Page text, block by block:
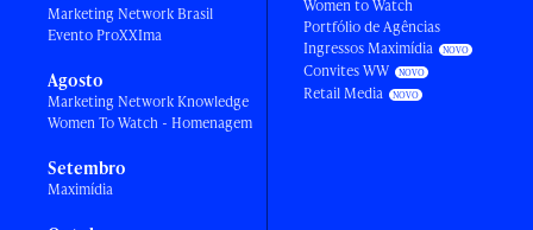
Marketing Network Brasil
Evento ProXXIma
Agosto
Marketing Network Knowledge
Women To Watch - Homenagem
Setembro
Maximídia
Women to Watch
Portfólio de Agências
Ingressos Maximídia
Convites WW
Retail Media